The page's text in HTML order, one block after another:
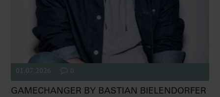
01.07.2026 0
GAMECHANGER BY BASTIAN BIELENDORFER